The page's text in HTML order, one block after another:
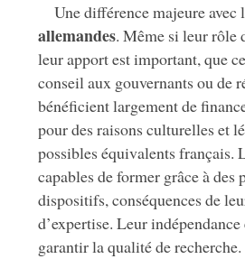
Une différence majeure avec
allemandes. Même si leur rôle
leur apport est important, que
conseil aux gouvernants ou de
bénéficient largement de
pour des raisons culturelles et
possibles équivalents français.
capables de former grâce à des
dispositifs, conséquences de
d’expertise. Leur
garantir la qualité de recherche.